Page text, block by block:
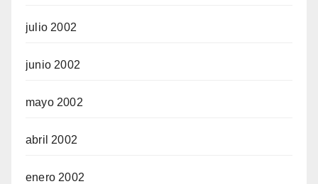
julio 2002
junio 2002
mayo 2002
abril 2002
enero 2002